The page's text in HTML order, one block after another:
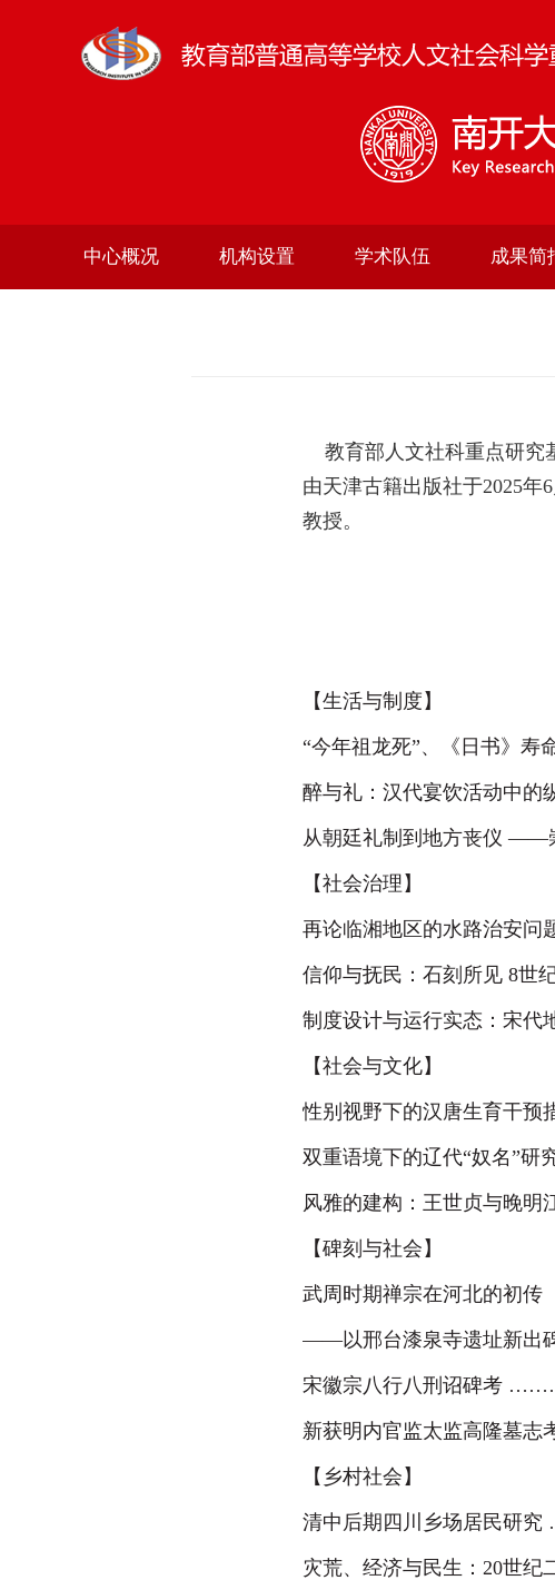
中心概况 机构设置 学术队伍 成果简
教育部人文社科重点研究
由天津古籍出版社于2025年6
教授。
【生活与制度】
“今年祖龙死”、《日书》寿
醉与礼：汉代宴饮活动中的
从朝廷礼制到地方丧仪——
【社会治理】
再论临湘地区的水路治安问
信仰与抚民：石刻所见 8世
制度设计与运行实态：宋代
【社会与文化】
性别视野下的汉唐生育干预
双重语境下的辽代“奴名”研
风雅的建构：王世贞与晚明
【碑刻与社会】
武周时期禅宗在河北的初传
——以邢台漆泉寺遗址新出
宋徽宗八行八刑诏碑考
新获明内官监太监高隆墓志
【乡村社会】
清中后期四川乡场居民研究
灾荒、经济与民生： 20世纪